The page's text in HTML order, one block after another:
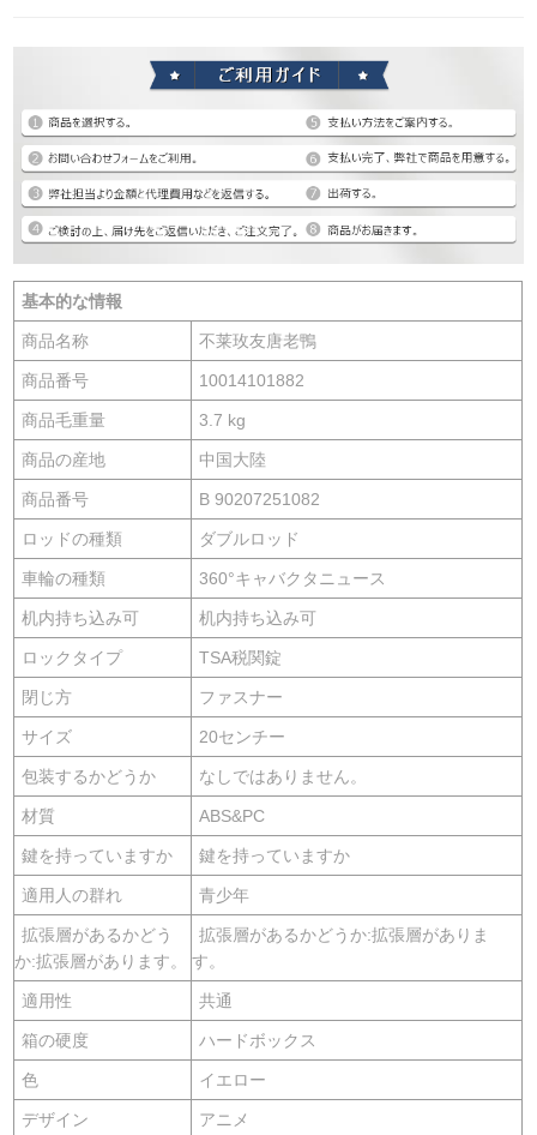
基本的な情報
商品名称 不莱玫友唐老鴨
商品番号 10014101882
商品毛重量 3.7 kg
商品の産地 中国大陸
商品番号 B 90207251082
ロッドの種類 ダブルロッド
車輪の種類 360°キャバクタニュース
机内持ち込み可 机内持ち込み可
ロックタイプ TSA税関錠
閉じ方 ファスナー
サイズ 20センチー
包装するかどうか なしではありません。
材質 ABS&PC
鍵を持っていますか 鍵を持っていますか
適用人の群れ 青少年
拡張層があるかどう
か:拡張層があります。
拡張層があるかどうか:拡張層がありま
す。
適用性 共通
箱の硬度 ハードボックス
色 イエロー
デザイン アニメ